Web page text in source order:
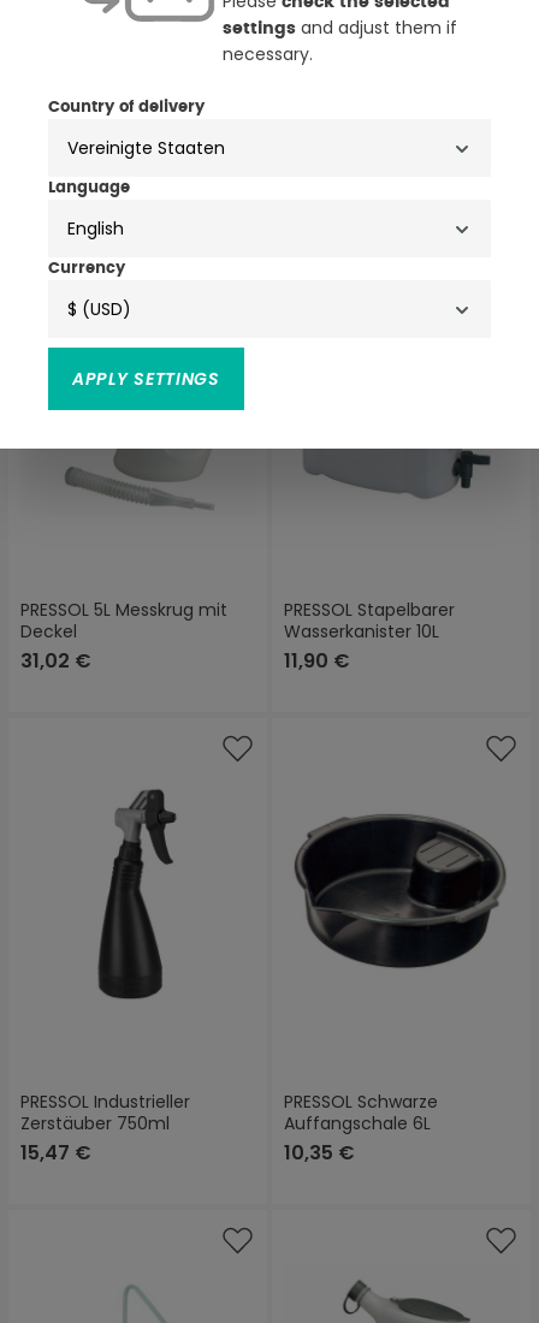
PRESSOL Fettpumpe mit
Handgriff
Durchschnittliche Bewertung von 2 von 5 Sternen
PRESSOL 5L Messkrug mit
Deckel
31,02 €
PRESSOL Stapelbarer
Wasserkanister 10L
11,90 €
PRESSOL Industrieller
Zerstäuber 750ml
15,47 €
PRESSOL Schwarze
Auffangschale 6L
10,35 €
settings and adjust them if
necessary.
Country of delivery
Language
English
Currency
$ (USD)
APPLY SETTINGS